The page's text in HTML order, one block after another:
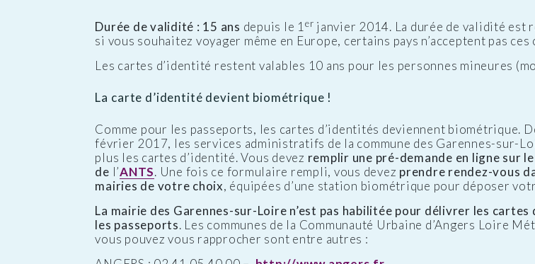
Durée de validité : 15 ans depuis le 1 er janvier 2014. La durée de validité est
si vous souhaitez voyager même en Europe, certains pays n’acceptent pas
Les cartes d’identité restent valables 10 ans pour les personnes mineures
La carte d’identité devient biométrique !
Comme pour les passeports, les cartes d’identités deviennent biométrique.
février 2017, les services administratifs de la commune des Garennes-sur-
plus les cartes d’identité. Vous devez remplir une pré-demande en ligne sur
de l’ANTS. Une fois ce formulaire rempli, vous devez prendre rendez-vous
mairies de votre choix, équipées d’une station biométrique pour déposer
La mairie des Garennes-sur-Loire n’est pas habilitée pour délivrer les cartes
les passeports. Les communes de la Communauté Urbaine d’Angers Loire
vous pouvez vous rapprocher sont entre autres :